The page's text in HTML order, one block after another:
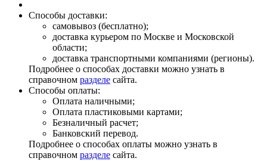
Способы доставки:
самовывоз (бесплатно);
доставка курьером по Москве и Московской
области;
доставка транспортными компаниями (регионы).
Подробнее о способах доставки можно узнать в
справочном разделе сайта.
Способы оплаты:
Оплата наличными;
Оплата пластиковыми картами;
Безналичный расчет;
Банковский перевод.
Подробнее о способах оплаты можно узнать в
справочном разделе сайта.